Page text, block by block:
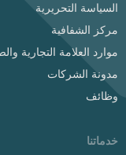
السياسة التحريرية
مركز الشفافية
موارد العلامة التجارية
مدونة الشركات
وظائف
خدماتنا